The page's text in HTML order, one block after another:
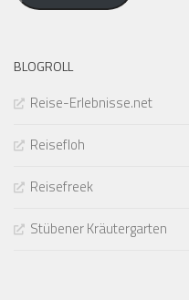
BLOGROLL
Reise-Erlebnisse.net
Reisefloh
Reisefreek
Stübener Kräutergarten